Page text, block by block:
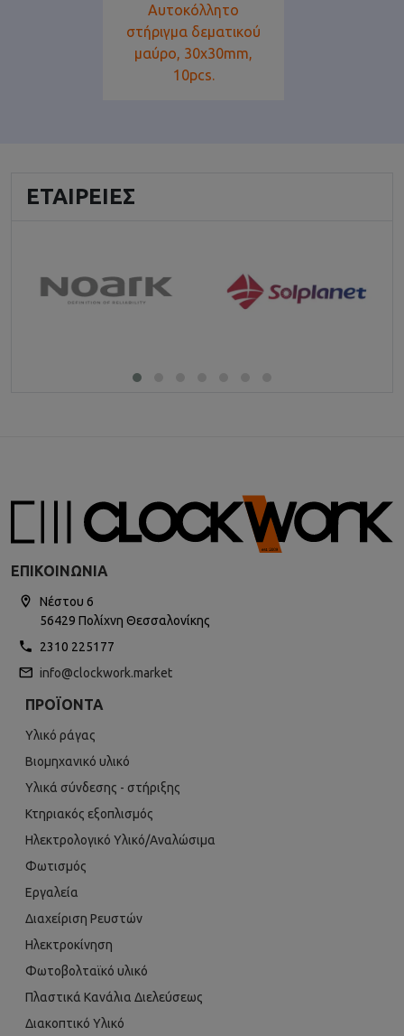
Αυτοκόλλητο
στήριγμα δεματικού
μαύρο, 30x30mm,
10pcs.
ΕΤΑΙΡΕΊΕΣ
ΕΠΙΚΟΙΝΩΝΊΑ
Νέστου 6
56429 Πολίχνη Θεσσαλονίκης
2310 225177
info@clockwork.market
ΠΡΟΪΌΝΤΑ
Υλικό ράγας
Βιομηχανικό υλικό
Υλικά σύνδεσης - στήριξης
Κτηριακός εξοπλισμός
Ηλεκτρολογικό Υλικό/Αναλώσιμα
Φωτισμός
Εργαλεία
Διαχείριση Ρευστών
Ηλεκτροκίνηση
Φωτοβολταϊκό υλικό
Πλαστικά Κανάλια Διελεύσεως
Διακοπτικό Υλικό